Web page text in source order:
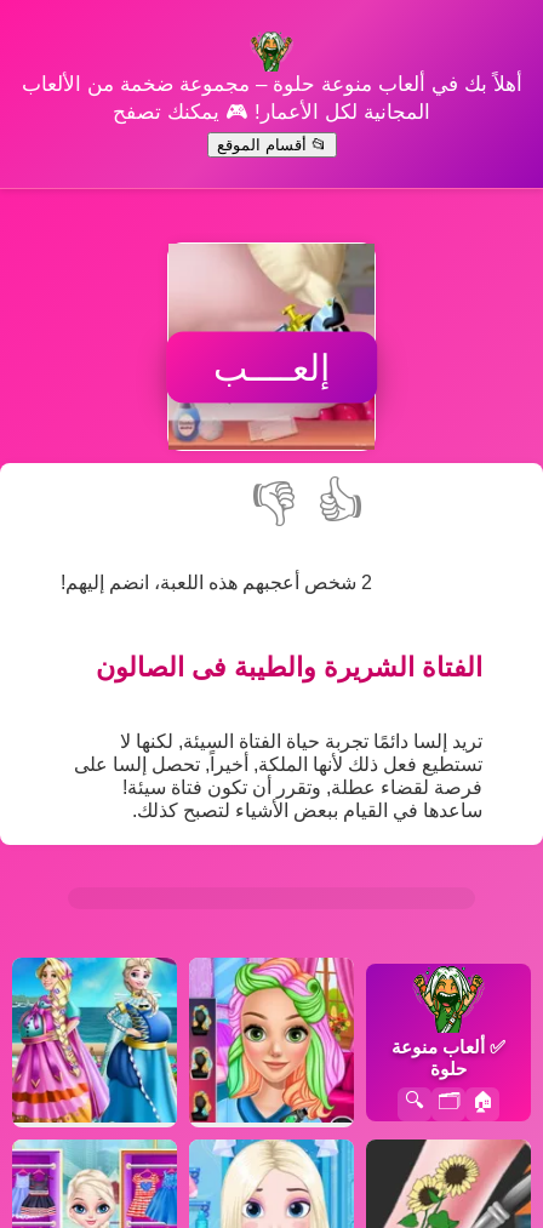
أهلاً بك في ألعاب منوعة حلوة – مجموعة ضخمة من الألعاب
المجانية لكل الأعمار! 🎮 يمكنك تصفح
📂 أقسام الموقع
إلعــــب
👍
👎
2 شخص أعجبهم هذه اللعبة، انضم إليهم!
الفتاة الشريرة والطيبة فى الصالون
تريد إلسا دائمًا تجربة حياة الفتاة السيئة, لكنها لا
تستطيع فعل ذلك لأنها الملكة, أخيراً, تحصل إلسا على
فرصة لقضاء عطلة, وتقرر أن تكون فتاة سيئة!
ساعدها في القيام ببعض الأشياء لتصبح كذلك.
✅ ألعاب منوعة
حلوة
🏠
🗂️
🔍